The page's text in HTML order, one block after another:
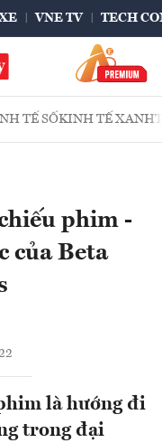
VNE TV TECH
TẾ SỐKINH TẾ XANH
phim -
của Beta
là hướng đi
trong đại